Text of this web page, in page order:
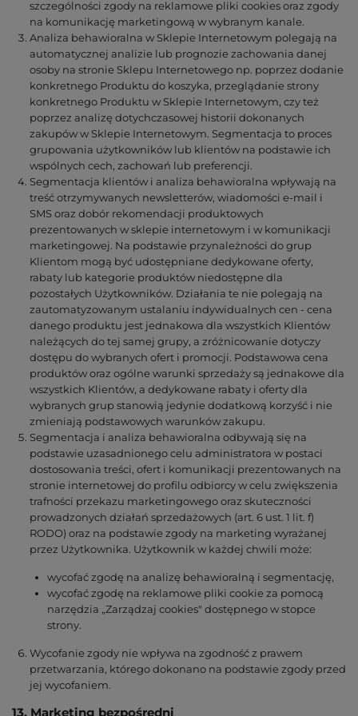
szczególności zgody na reklamowe pliki cookies oraz zgody
na komunikację marketingową w wybranym kanale.
Analiza behawioralna w Sklepie Internetowym polegają na
automatycznej analizie lub prognozie zachowania danej
osoby na stronie Sklepu Internetowego np. poprzez dodanie
konkretnego Produktu do koszyka, przeglądanie strony
konkretnego Produktu w Sklepie Internetowym, czy też
poprzez analizę dotychczasowej historii dokonanych
zakupów w Sklepie Internetowym. Segmentacja to proces
grupowania użytkowników lub klientów na podstawie ich
wspólnych cech, zachowań lub preferencji.
Segmentacja klientów i analiza behawioralna wpływają na
treść otrzymywanych newsletterów, wiadomości e-mail i
SMS oraz dobór rekomendacji produktowych
prezentowanych w sklepie internetowym i w komunikacji
marketingowej. Na podstawie przynależności do grup
Klientom mogą być udostępniane dedykowane oferty,
rabaty lub kategorie produktów niedostępne dla
pozostałych Użytkowników. Działania te nie polegają na
zautomatyzowanym ustalaniu indywidualnych cen - cena
danego produktu jest jednakowa dla wszystkich Klientów
należących do tej samej grupy, a zróżnicowanie dotyczy
dostępu do wybranych ofert i promocji. Podstawowa cena
produktów oraz ogólne warunki sprzedaży są jednakowe dla
wszystkich Klientów, a dedykowane rabaty i oferty dla
wybranych grup stanowią jedynie dodatkową korzyść i nie
zmieniają podstawowych warunków zakupu.
Segmentacja i analiza behawioralna odbywają się na
podstawie uzasadnionego celu administratora w postaci
dostosowania treści, ofert i komunikacji prezentowanych na
stronie internetowej do profilu odbiorcy w celu zwiększenia
trafności przekazu marketingowego oraz skuteczności
prowadzonych działań sprzedażowych (art. 6 ust. 1 lit. f)
RODO) oraz na podstawie zgody na marketing wyrażanej
przez Użytkownika. Użytkownik w każdej chwili może:
wycofać zgodę na analizę behawioralną i segmentację,
wycofać zgodę na reklamowe pliki cookie za pomocą
narzędzia „Zarządzaj cookies" dostępnego w stopce
strony.
Wycofanie zgody nie wpływa na zgodność z prawem
przetwarzania, którego dokonano na podstawie zgody przed
jej wycofaniem.
13. Marketing bezpośredni